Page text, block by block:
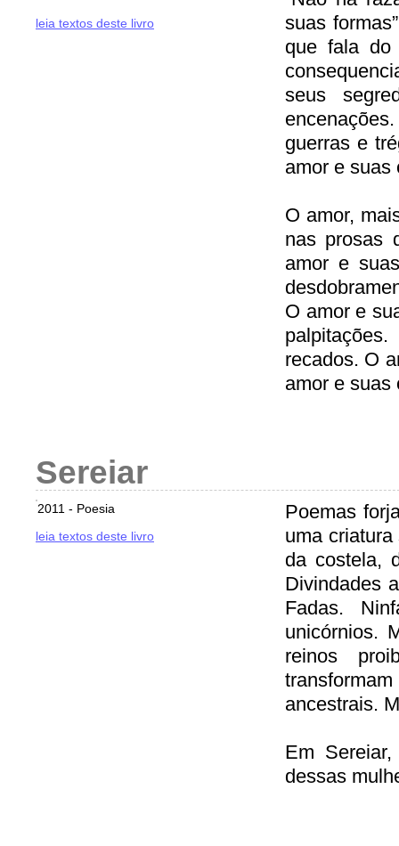
leia textos deste livro
suas
que fala
seus
guerras e
amor e suas
O amor,
nas prosas
amor e
O amor e
recados. O
amor e suas
Sereiar
2011 - Poesia
leia textos deste livro
Poemas
uma
da costela,
Divindades
Fadas.
unicórnios.
reinos
ancestrais.
Em
dessas